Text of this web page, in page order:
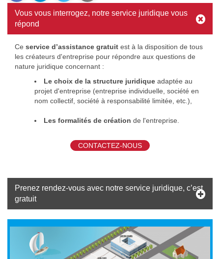
Vous vous interrogez, notre service juridique vous
répond
Ce service d’assistance gratuit est à la disposition de tous
les créateurs d'entreprise pour répondre aux questions de
nature juridique concernant :
Le choix de la structure juridique adaptée au
projet d'entreprise (entreprise individuelle, société en
nom collectif, société à responsabilité limitée, etc.),
Les formalités de création de l'entreprise.
CONTACTEZ-NOUS
Prenez rendez-vous avec notre service juridique, c’est
gratuit